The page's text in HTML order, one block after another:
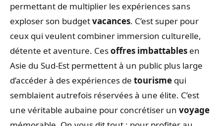
permettant de multiplier les expériences sans
exploser son budgetvacances. C’est super pour
ceux qui veulent combiner immersion culturelle,
détente et aventure. Cesoffres imbattables en
Asie du Sud-Est permettent à un public plus large
d’accéder à des expériences de tourisme qui
semblaient autrefois réservées à une élite. C’est
une véritable aubaine pour concrétiser un voyage